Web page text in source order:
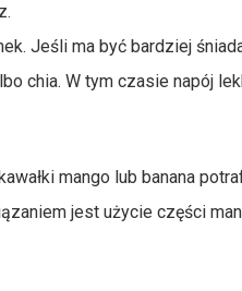
Jeśli ma być bardziej
chia. W tym czasie napój
mango lub banana
jest użycie części